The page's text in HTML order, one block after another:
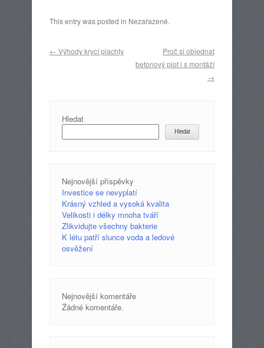
This entry was posted in Nezařazené.
Post navigation
← Výhody krycí plachty
Proč si objednat
betonový plot i s montáží
→
Hledat
Hledat
Nejnovější příspěvky
Investice se nevyplatí
Krásný vzhled a vysoká kvalita
Velikosti i délky mnoha tváří
Zlikvidujte všechny bakterie
K létu patří slunce voda a ledové
osvěžení
Nejnovější komentáře
Žádné komentáře.